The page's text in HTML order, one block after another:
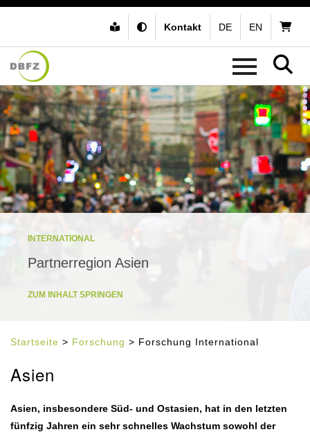
Kontakt DE EN
INTERNATIONAL
Partnerregion Asien
ZUM INHALT SPRINGEN
Startseite > Forschung > Forschung International
Asien
Asien, insbesondere Süd- und Ostasien, hat in den letzten
fünfzig Jahren ein sehr schnelles Wachstum sowohl der